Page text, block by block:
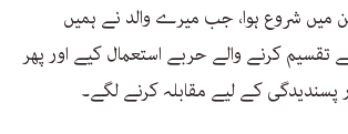
شروع ہوا، جب میرے والد نے ہمیں
تقسیم کرنے والے حربے استعمال کیے اور پھر
کے لیے مقابلہ کرنے لگے۔